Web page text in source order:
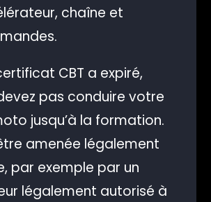
chaîne et
CBT a expiré,
pas conduire votre
jusqu’à la formation.
amenée légalement
par exemple par un
légalement autorisé à